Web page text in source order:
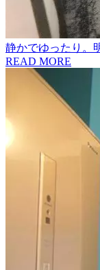
静かでゆったり。
READ MORE